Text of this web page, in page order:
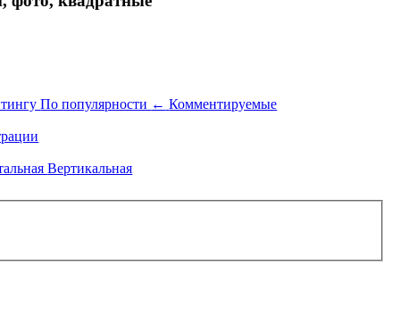
По популярности ← Комментируемые
Вертикальная